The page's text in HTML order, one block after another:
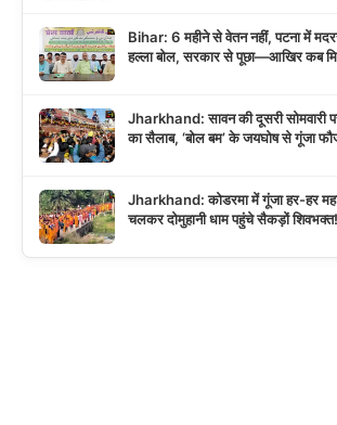
Bihar: 6 महीने से वेतन नहीं, पटना में
हल्ला बोल, सरकार से पूछा—आखिर कब
Jharkhand: सावन की दूसरी सोमवारी
का सैलाब, ‘बोल बम’ के जयघोष से गूंजा
Jharkhand: कोडरमा में गूंजा हर-हर
चलकर दोमुहानी धाम पहुंचे सैकड़ों शिवभक्त!